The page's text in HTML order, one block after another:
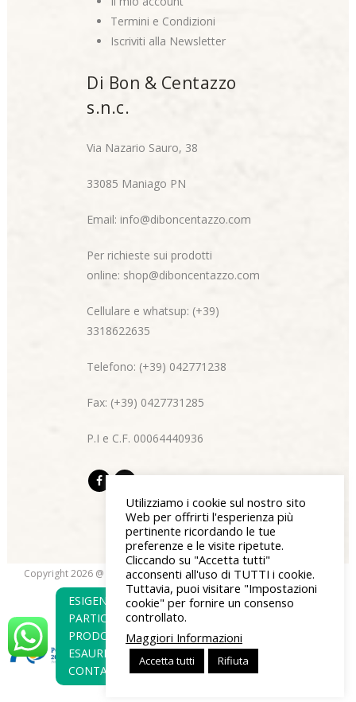
Termini e Condizioni
Iscriviti alla Newsletter
Di Bon & Centazzo
s.n.c.
Via Nazario Sauro, 38
33085 Maniago PN
Email: info@diboncentazzo.com
Per richieste sui prodotti
online: shop@diboncentazzo.com
Cellulare e whatsup: (+39)
3318622635
Telefono: (+39) 042771238
Fax: (+39) 0427731285
P.I e C.F. 00064440936
Copyright 2026 @ Di Bon & Centazzo s.n.c. | P.I e C.F 00064440936 |
Privacy Policy| Credits: blendgroup.it
Utilizziamo i cookie sul nostro sito
Web per offrirti l'esperienza più
pertinente ricordando le tue
preferenze e le visite ripetute.
Cliccando su "Accetta tutti"
acconsenti all'uso di TUTTI i cookie.
Tuttavia, puoi visitare "Impostazioni
cookie" per fornire un consenso
controllato.
Maggiori Informazioni
Accetta tutti Rifiuta
ESIGENZE
PARTICOLARI O
PRODOTTO
ESAURITO?
CONTATTACI!!